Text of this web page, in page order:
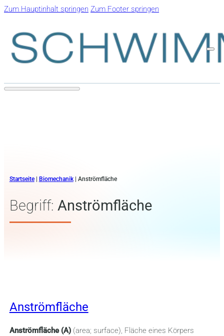
Zum Hauptinhalt springen Zum Footer springen
Startseite| Biomechanik| Anströmfläche
Begriff: Anströmfläche
Anströmfläche
Anströmfläche (A)(area; surface), Fläche eines Körpers